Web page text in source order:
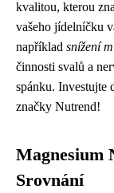
kvalitou, kterou
vašeho jídelníčku
například snížení
činnosti svalů a
spánku. Investujte
značky Nutrend!
Magnesium
Srovnání